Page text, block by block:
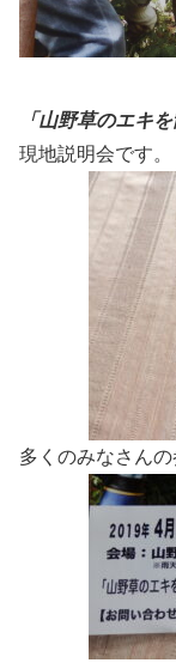
「山野草のエキ
現地説明会です。
多くのみなさんの